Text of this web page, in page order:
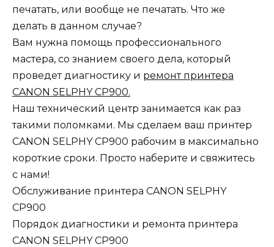
печатать, или вообще не печатать. Что же
делать в данном случае?
Вам нужна помощь профессионального
мастера, со знанием своего дела, который
проведет диагностику и ремонт принтера
CANON SELPHY CP900.
Наш технический центр занимается как раз
такими поломками. Мы сделаем ваш принтер
CANON SELPHY CP900 рабочим в максимально
короткие сроки. Просто наберите и свяжитесь
с нами!
Обслуживание принтера CANON SELPHY
CP900
Порядок диагностики и ремонта принтера
CANON SELPHY CP900